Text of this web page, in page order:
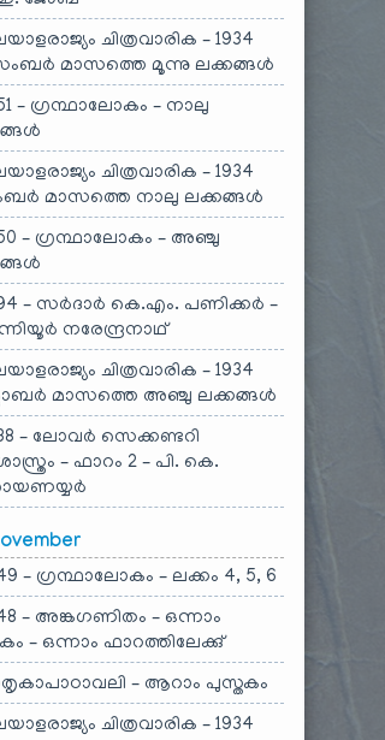
ചിത്രവാരിക – 1934
മാസത്തെ മൂന്നു ലക്കങ്ങൾ
– ഗ്രന്ഥാലോകം – നാലു
ചിത്രവാരിക – 1934
മാസത്തെ നാലു ലക്കങ്ങൾ
– ഗ്രന്ഥാലോകം – അഞ്ചു
– സർദാർ കെ.എം. പണിക്കർ –
നരേന്ദ്രനാഥ്
ചിത്രവാരിക – 1934
മാസത്തെ അഞ്ചു ലക്കങ്ങൾ
– ലോവർ സെക്കണ്ടറി
– ഫാറം 2 – പി. കെ.
– ഗ്രന്ഥാലോകം – ലക്കം 4, 5, 6
– അങ്കഗണിതം – ഒന്നാം
– ഒന്നാം ഫാറത്തിലേക്കു്
– ആറാം പുസ്തകം
ചിത്രവാരിക – 1934